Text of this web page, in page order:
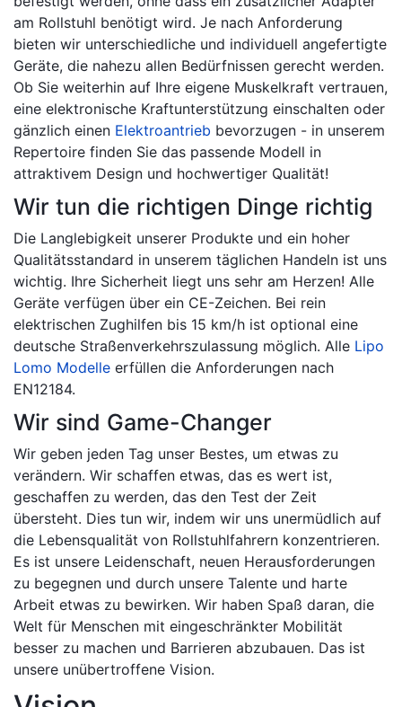
am Rollstuhl benötigt wird. Je nach Anforderung
bieten wir unterschiedliche und individuell angefertigte
Geräte, die nahezu allen Bedürfnissen gerecht werden.
Ob Sie weiterhin auf Ihre eigene Muskelkraft vertrauen,
eine elektronische Kraftunterstützung einschalten oder
gänzlich einen Elektroantrieb bevorzugen - in unserem
Repertoire finden Sie das passende Modell in
attraktivem Design und hochwertiger Qualität!
Wir tun die richtigen Dinge richtig
Die Langlebigkeit unserer Produkte und ein hoher
Qualitätsstandard in unserem täglichen Handeln ist uns
wichtig. Ihre Sicherheit liegt uns sehr am Herzen! Alle
Geräte verfügen über ein CE-Zeichen. Bei rein
elektrischen Zughilfen bis 15 km/h ist optional eine
deutsche Straßenverkehrszulassung möglich. Alle Lipo
Lomo Modelle erfüllen die Anforderungen nach
EN12184.
Wir sind Game-Changer
Wir geben jeden Tag unser Bestes, um etwas zu
verändern. Wir schaffen etwas, das es wert ist,
geschaffen zu werden, das den Test der Zeit
übersteht. Dies tun wir, indem wir uns unermüdlich auf
die Lebensqualität von Rollstuhlfahrern konzentrieren.
Es ist unsere Leidenschaft, neuen Herausforderungen
zu begegnen und durch unsere Talente und harte
Arbeit etwas zu bewirken. Wir haben Spaß daran, die
Welt für Menschen mit eingeschränkter Mobilität
besser zu machen und Barrieren abzubauen. Das ist
unsere unübertroffene Vision.